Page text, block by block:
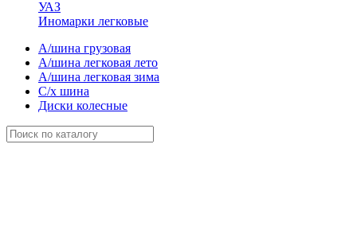
УАЗ
Иномарки легковые
А/шина грузовая
А/шина легковая лето
А/шина легковая зима
С/х шина
Диски колесные